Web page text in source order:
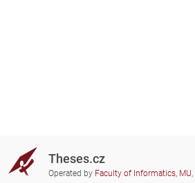
Theses.cz
Operated by Faculty of Informatics, MU,